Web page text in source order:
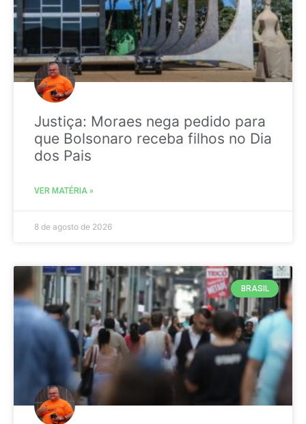
Justiça: Moraes nega pedido para
que Bolsonaro receba filhos no Dia
dos Pais
VER MATÉRIA »
8 de agosto de 2026
BRASIL